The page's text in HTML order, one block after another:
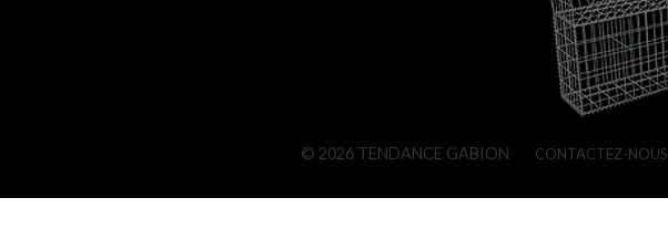
© 2026 TENDANCE GABION CONTACTEZ-NOUS